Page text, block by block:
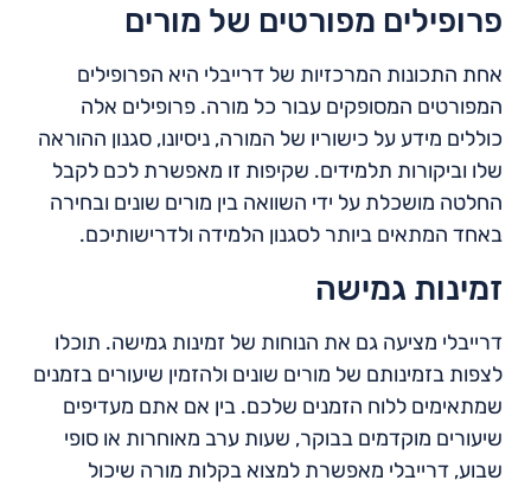
פרופילים מפורטים של מורים
אחת התכונות המרכזיות של דרייבלי היא הפרופילים
המפורטים המסופקים עבור כל מורה. פרופילים אלה
כוללים מידע על כישוריו של המורה, ניסיונו, סגנון ההוראה
שלו וביקורות תלמידים. שקיפות זו מאפשרת לכם לקבל
החלטה מושכלת על ידי השוואה בין מורים שונים ובחירה
באחד המתאים ביותר לסגנון הלמידה ולדרישותיכם.
זמינות גמישה
דרייבלי מציעה גם את הנוחות של זמינות גמישה. תוכלו
לצפות בזמינותם של מורים שונים ולהזמין שיעורים בזמנים
שמתאימים ללוח הזמנים שלכם. בין אם אתם מעדיפים
שיעורים מוקדמים בבוקר, שעות ערב מאוחרות או סופי
שבוע, דרייבלי מאפשרת למצוא בקלות מורה שיכול